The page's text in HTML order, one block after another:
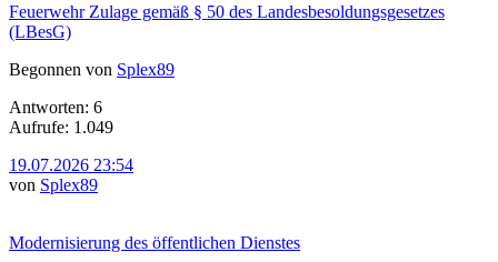
Feuerwehr Zulage gemäß § 50 des Landesbesoldungsgesetzes
(LBesG)
Begonnen von Splex89
Antworten: 6
Aufrufe: 1.049
19.07.2026 23:54
von Splex89
Modernisierung des öffentlichen Dienstes